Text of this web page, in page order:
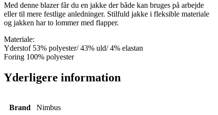
Med denne blazer får du en jakke der både kan bruges på arbejde
eller til mere festlige anledninger. Stilfuld jakke i fleksible materiale
og jakken har to lommer med flapper.
Materiale:
Yderstof 53% polyester/ 43% uld/ 4% elastan
Foring 100% polyester
Yderligere information
Brand Nimbus